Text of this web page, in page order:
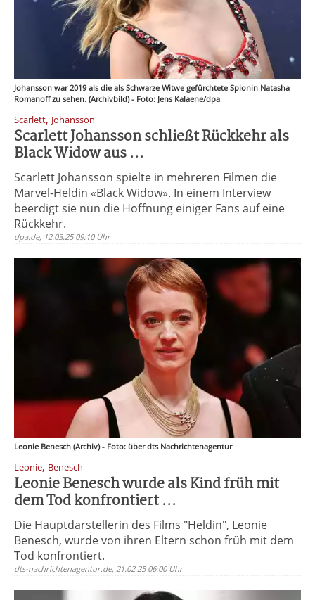
Johansson war 2019 als die als Schwarze Witwe gefürchtete Spionin Natasha
Romanoff zu sehen. (Archivbild) - Foto: Jens Kalaene/dpa
Scarlett, Johansson
Scarlett Johansson schließt Rückkehr als
Black Widow aus ...
Scarlett Johansson spielte in mehreren Filmen die
Marvel-Heldin «Black Widow». In einem Interview
beerdigt sie nun die Hoffnung einiger Fans auf eine
Rückkehr.
dpa.de, 12.03.25 09:10 Uhr
Leonie Benesch (Archiv) - Foto: über dts Nachrichtenagentur
Leonie, Benesch
Leonie Benesch wurde als Kind früh mit
dem Tod konfrontiert ...
Die Hauptdarstellerin des Films "Heldin", Leonie
Benesch, wurde von ihren Eltern schon früh mit dem
Tod konfrontiert.
dts-nachrichtenagentur.de, 21.02.25 06:00 Uhr